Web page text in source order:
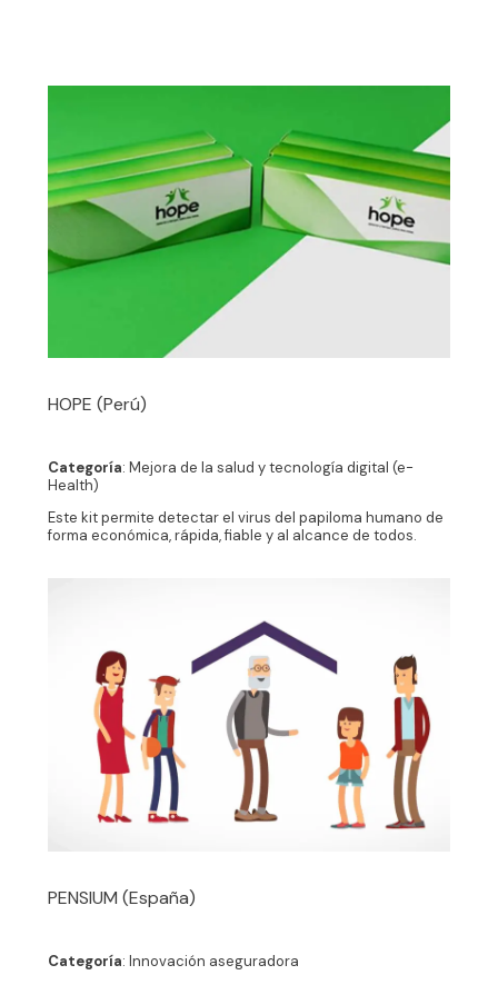
HOPE (Perú)
Categoría: Mejora de la salud y tecnología digital (e-
Health)
Este kit permite detectar el virus del papiloma humano de
forma económica, rápida, fiable y al alcance de todos.
PENSIUM (España)
Categoría: Innovación aseguradora